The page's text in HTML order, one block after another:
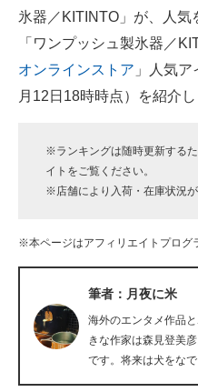
ビジネスと働き方のヒント
経営リーダーのコミュニティ
ITエンジニア向け専門サイト
IT製品の技術・比較・事例
製造業のIT導入・活用を支援
氷器／KITINTO」が、人
「ワンプッシュ製氷器／
オンラインストア 」人気
月12日18時時点）を紹介し
※ランキングは随時更新する
イトをご覧ください。
※店舗により入荷・在庫状況が
※本ページはアフィリエイトプログ
筆者：月夜に米
海外のエンタメ作品
きな作家は森見登美
です。将来は犬をな